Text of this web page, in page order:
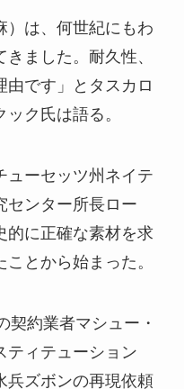
）は、何世紀にもわ
ました。耐久性、
由です」とタスカロ
ク氏は語る。
ューセッツ州ネイテ
センター所長ロー
的に正確な素材を求
とから始まった。
契約業者マシュー・
ティテューション
兵ズボンの再現依頼